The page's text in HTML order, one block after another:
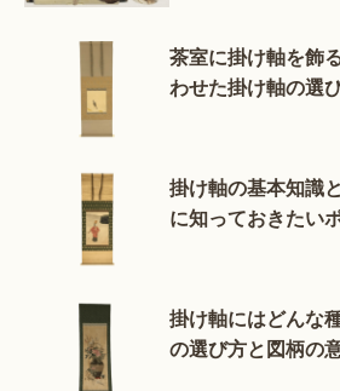
茶室に掛け軸を飾
わせた掛け軸の選
掛け軸の基本知識
に知っておきたい
掛け軸にはどんな
の選び方と図柄の